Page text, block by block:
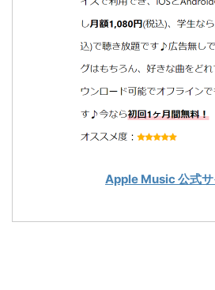
Apple Music 公式